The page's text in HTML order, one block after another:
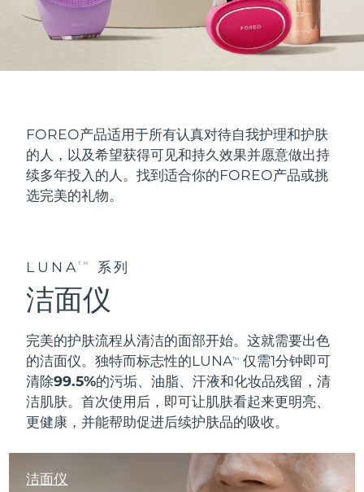
FOREO产品适用于所有认真对待自我护理和护肤
的人 ，以及希望获得可见和持久效果并愿意做出持
续多年投入的人。找到适合你的FOREO产品或挑
选完美的礼物。
LUNATM 系列
洁面仪
完美的护肤流程从清洁的面部开始。这就需要出色
的洁面仪。独特而标志性的LUNATM
仅需1分钟即可
清除99.5%的污垢、油脂、汗液和化妆品残留，清
洁肌肤。首次使用后，即可让肌肤看起来更明亮、
更健康，并能帮助促进后续护肤品的吸收。
洁面仪
我的地址
issa™ Teeth Whitening Set
FAQ™ Dual LED Panel
热门产品
特别优惠
红光疗法
Türkçe
繁體中文
发货国家
英国 预计送达日期8/10/26
西班牙
法国
德国
加拿大 预计送达日期 8/14/26
澳大利亚 预计送达日期
预计送达日期8/10/26